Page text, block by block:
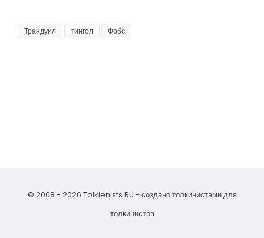
Трандуил тингол Фобс
© 2008 - 2026 Tolkienists.Ru - создано толкинистами для
толкинистов